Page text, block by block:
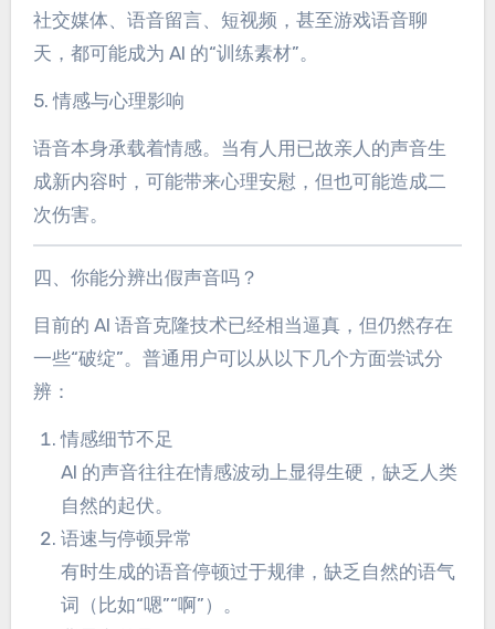
社交媒体、语音留言、短视频，甚至游戏语音聊
天，都可能成为 AI 的“训练素材”。
5. 情感与心理影响
语音本身承载着情感。当有人用已故亲人的声音生
成新内容时，可能带来心理安慰，但也可能造成二
次伤害。
四、你能分辨出假声音吗？
目前的 AI 语音克隆技术已经相当逼真，但仍然存在
一些“破绽”。普通用户可以从以下几个方面尝试分
辨：
情感细节不足
AI 的声音往往在情感波动上显得生硬，缺乏人类
自然的起伏。
语速与停顿异常
有时生成的语音停顿过于规律，缺乏自然的语气
词（比如“嗯”“啊”）。